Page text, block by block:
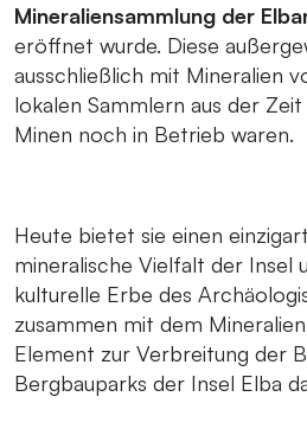
Mineraliensammlung der
eröffnet wurde. Diese
ausschließlich mit Mineralien
lokalen Sammlern aus der
Minen noch in Betrieb waren.
Heute bietet sie einen
mineralische Vielfalt der Insel
kulturelle Erbe des
zusammen mit dem
Element zur Verbreitung der
Bergbauparks der Insel Elba